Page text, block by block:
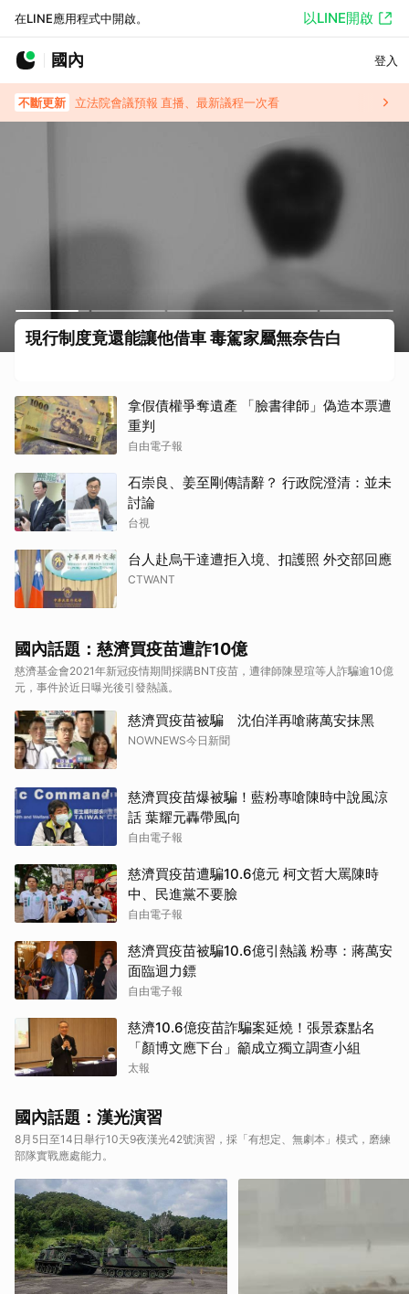
在LINE應用程式中開啟。 以LINE開啟
國內 登入
不斷更新 立法院會議預報 直播、最新議程一次看
爺推孫散步慘遭無照撞死 女控肇事者不道歉
拿假債權爭奪遺產 「臉書律師」偽造本票遭
重判
自由電子報
石崇良、姜至剛傳請辭？ 行政院澄清：並未
討論
台視
台人赴烏干達遭拒入境、扣護照 外交部回應
CTWANT
國內話題：慈濟買疫苗遭詐10億
慈濟基金會2021年新冠疫情期間採購BNT疫苗，遭律師陳昱瑄等人詐騙逾10億
元，事件於近日曝光後引發熱議。
慈濟買疫苗被騙 沈伯洋再嗆蔣萬安抹黑
NOWNEWS今日新聞
慈濟買疫苗爆被騙！藍粉專嗆陳時中說風涼
話 葉耀元轟帶風向
自由電子報
慈濟買疫苗遭騙10.6億元 柯文哲大罵陳時
中、民進黨不要臉
自由電子報
慈濟買疫苗被騙10.6億引熱議 粉專：蔣萬安
面臨迴力鏢
自由電子報
慈濟10.6億疫苗詐騙案延燒！張景森點名
「顏博文應下台」籲成立獨立調查小組
太報
國內話題：漢光演習
8月5日至14日舉行10天9夜漢光42號演習，採「有想定、無劇本」模式，磨練
部隊實戰應處能力。